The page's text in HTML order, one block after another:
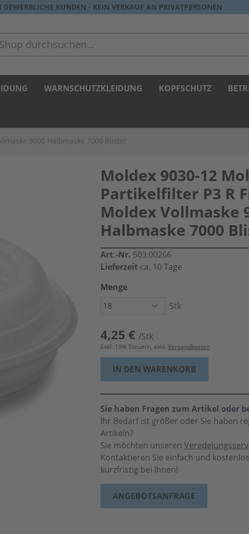
KUNDEN - KEIN VERKAUF AN PRIVATPERSONEN
WARNSCHUTZKLEIDUNG KOPFSCHUTZ
9000 Halbmaske 7000 Blister
Moldex 9030-12
Partikelfilter P3 R
Moldex Vollmaske
Halbmaske 7000
Art.-Nr. 503.00266
Lieferzeit ca. 10 Tage
Menge
Stk
4,25 € /Stk
Exkl. 19% Steuern, exkl. Versandkosten
IN DEN WARENKORB
Sie haben Fragen zum Artikel oder
Ihr Bedarf ist größer oder Sie haben
Artikeln?
Sie möchten unseren
Kontaktieren Sie einfach und
kurzfristig bei Ihnen!
ANGEBOTSANFRAGE